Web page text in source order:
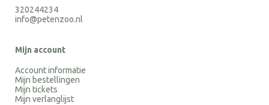
320244234
info@petenzoo.nl
Mijn account
Account informatie
Mijn bestellingen
Mijn tickets
Mijn verlanglijst